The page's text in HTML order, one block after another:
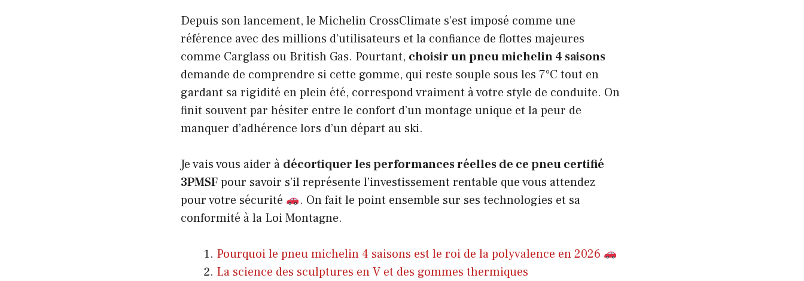
Depuis son lancement, le Michelin CrossClimate s’est imposé comme une
référence avec des millions d’utilisateurs et la confiance de flottes majeures
comme Carglass ou British Gas. Pourtant, choisir un pneu michelin 4 saisons
demande de comprendre si cette gomme, qui reste souple sous les 7°C tout en
gardant sa rigidité en plein été, correspond vraiment à votre style de conduite. On
finit souvent par hésiter entre le confort d’un montage unique et la peur de
manquer d’adhérence lors d’un départ au ski.
Je vais vous aider à décortiquer les performances réelles de ce pneu certifié
3PMSFpour savoir s’il représente l’investissement rentable que vous attendez
pour votre sécurité
. On fait le point ensemble sur ses technologies et sa
conformité à la Loi Montagne.
Pourquoi le pneu michelin 4 saisons est le roi de la polyvalence en 2026
La science des sculptures en V et des gommes thermiques